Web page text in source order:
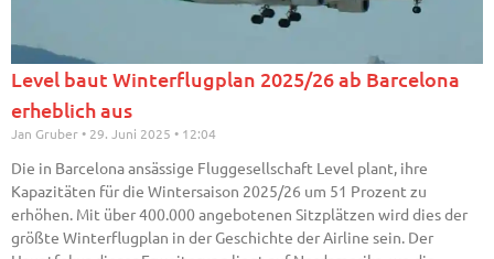
Level baut Winterflugplan 2025/26 ab Barcelona
erheblich aus
Jan Gruber 29. Juni 2025 12:04
Die in Barcelona ansässige Fluggesellschaft Level plant, ihre
Kapazitäten für die Wintersaison 2025/26 um 51 Prozent zu
erhöhen. Mit über 400.000 angebotenen Sitzplätzen wird dies der
größte Winterflugplan in der Geschichte der Airline sein. Der